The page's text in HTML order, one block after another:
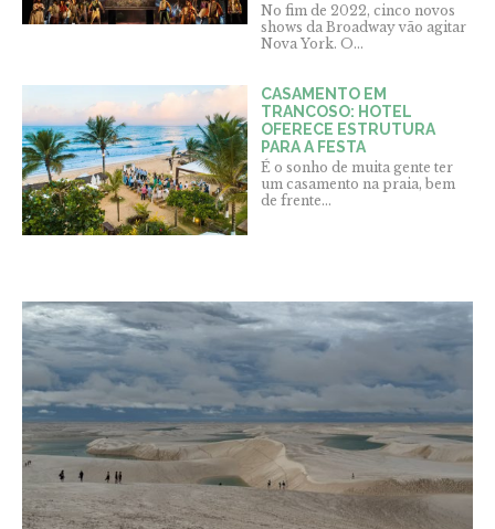
No fim de 2022, cinco novos
shows da Broadway vão agitar
Nova York. O...
CASAMENTO EM
TRANCOSO: HOTEL
OFERECE ESTRUTURA
PARA A FESTA
É o sonho de muita gente ter
um casamento na praia, bem
de frente...